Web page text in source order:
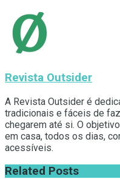
Revista Outsider
A Revista Outsider é
tradicionais e fáceis de
chegarem até si. O
em casa, todos os dias,
acessíveis.
Related Posts